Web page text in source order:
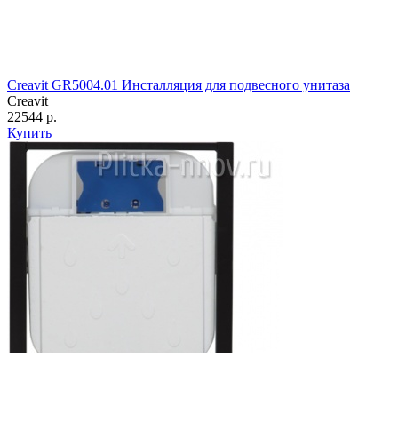
Creavit GR5004.01 Инсталляция для подвесного унитаза
Creavit
22544 р.
Купить